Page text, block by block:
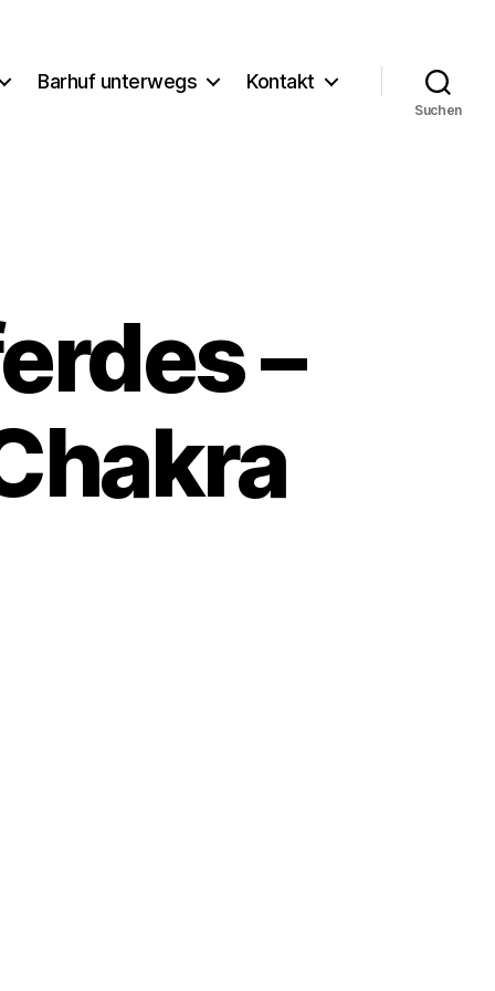
Barhuf unterwegs Kontakt
Suchen
–